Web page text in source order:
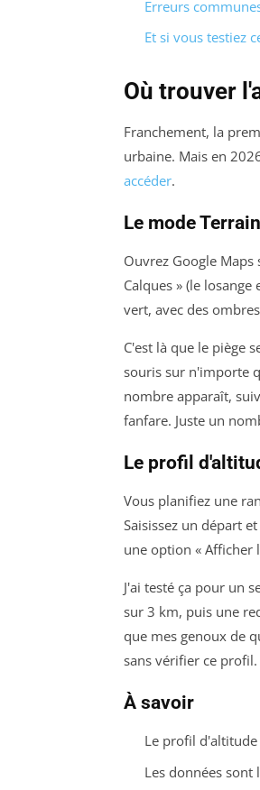
Erreurs
Et si vous testiez
Où trouver
Franchement, la
urbaine. Mais en
accéder.
Le mode
Ouvrez Google
Calques » (le
vert, avec des
C'est là que le piège
souris sur n'importe
nombre apparaît,
fanfare. Juste un
Le profil
Vous planifiez une
Saisissez un départ
une option « Afficher
J'ai testé ça pour un
sur 3 km, puis une
que mes genoux de
sans vérifier ce profil.
À savoir
Le profil
Les données